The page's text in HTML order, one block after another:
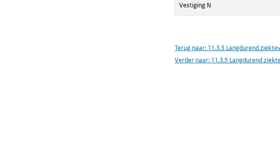
Vestiging N
Terug naar: 11.3.3 Langdurend
Verder naar: 11.3.5 Langdurend